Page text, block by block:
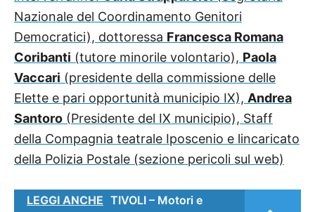
Nazionale del Coordinamento Genitori
Democratici), dottoressa Francesca Romana
Coribanti (tutore minorile volontario), Paola
Vaccari (presidente della commissione delle
Elette e pari opportunità municipio IX), Andrea
Santoro (Presidente del IX municipio), Staff
della Compagnia teatrale Iposcenio e lincaricato
della Polizia Postale (sezione pericoli sul web)
LEGGI ANCHE TIVOLI – Motori e